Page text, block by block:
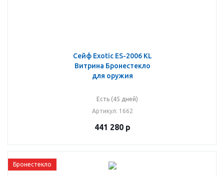
Сейф Exotic ES-2006 KL
Витрина Бронестекло
для оружия
Есть (45 дней)
Артикул: 1662
441 280р
Бронестекло